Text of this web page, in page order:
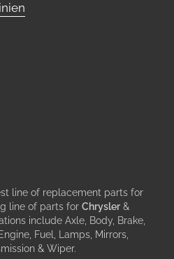
line of replacement parts for
line of parts for Chrysler &
include Axle, Body, Brake,
Fuel, Lamps, Mirrors,
& Wiper.